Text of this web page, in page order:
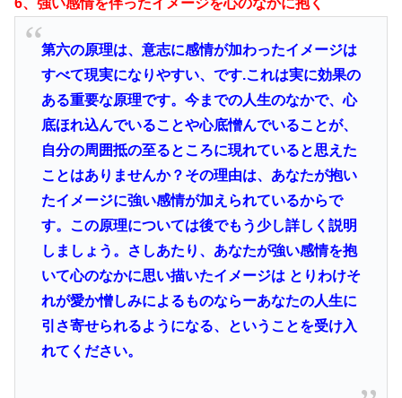
6、強い感情を伴ったイメージを心のなかに抱く
第六の原理は、意志に感情が加わったイメージは
すべて現実になりやすい、です.これは実に効果の
ある重要な原理です。 今までの人生のなかで、心
底ほれ込んでいることや心底憎んでいることが、
自分の周囲抵の至るところに現れていると思えた
ことはありませんか？その理由は、あなたが抱い
たイメージに強い感情が加えられているからで
す。この原理については後でもう少し詳しく説明
しましょう。さしあたり、あなたが強い感情を抱
いて心のなかに思い描いたイメージは とりわけそ
れが愛か憎しみによるものならーあなたの人生に
引さ寄せられるようになる、ということを受け入
れてください。